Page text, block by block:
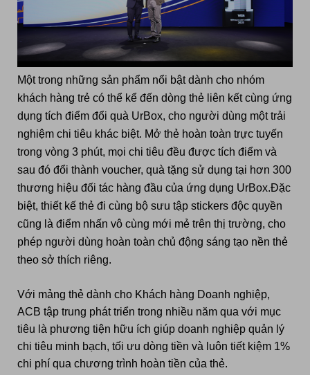
Một trong những sản phẩm nổi bật dành cho nhóm
khách hàng trẻ có thể kể đến dòng thẻ liên kết cùng ứng
dụng tích điểm đổi quà UrBox, cho người dùng một trải
nghiệm chi tiêu khác biệt. Mở thẻ hoàn toàn trực tuyến
trong vòng 3 phút, mọi chi tiêu đều được tích điểm và
sau đó đổi thành voucher, quà tặng sử dụng tại hơn 300
thương hiệu đối tác hàng đầu của ứng dụng UrBox.Đặc
biệt, thiết kế thẻ đi cùng bộ sưu tập stickers độc quyền
cũng là điểm nhấn vô cùng mới mẻ trên thị trường, cho
phép người dùng hoàn toàn chủ động sáng tạo nền thẻ
theo sở thích riêng.
Với mảng thẻ dành cho Khách hàng Doanh nghiệp,
ACB tập trung phát triển trong nhiều năm qua với mục
tiêu là phương tiện hữu ích giúp doanh nghiệp quản lý
chi tiêu minh bạch, tối ưu dòng tiền và luôn tiết kiệm 1%
chi phí qua chương trình hoàn tiền của thẻ.